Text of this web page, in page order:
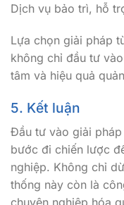
Dịch vụ bảo trì, hỗ
Lựa chọn giải pháp
không chỉ đầu tư
tâm và hiệu quả
5. Kết luận
Đầu tư vào giải
bước đi chiến lược
nghiệp. Không chỉ
thống này còn là
chuyên nghiệp hóa